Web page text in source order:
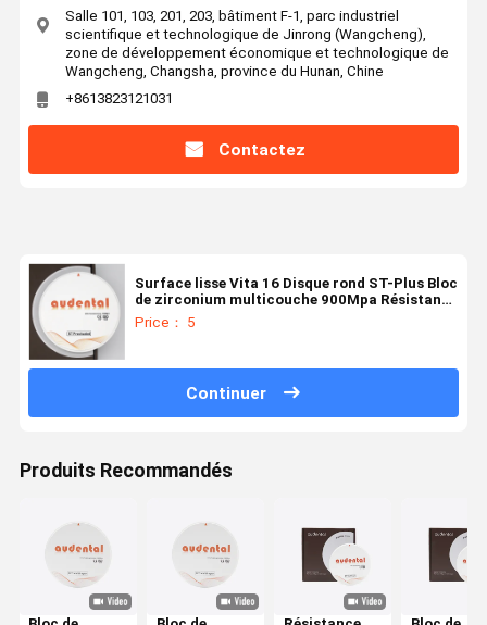
Salle 101, 103, 201, 203, bâtiment F-1, parc industriel
scientifique et technologique de Jinrong (Wangcheng),
zone de développement économique et technologique de
Wangcheng, Changsha, province du Hunan, Chine
+8613823121031
Contactez
Surface lisse Vita 16 Disque rond ST-Plus Bloc
de zirconium multicouche 900Mpa Résistance
à la flexion 46% Translucide
Price： 5
Continuer
Produits Recommandés